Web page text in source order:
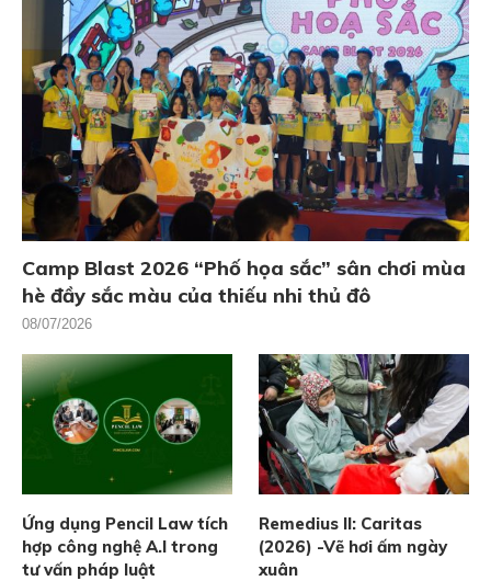
Camp Blast 2026 “Phố họa sắc” sân chơi mùa
hè đầy sắc màu của thiếu nhi thủ đô
08/07/2026
Ứng dụng Pencil Law tích
hợp công nghệ A.I trong
tư vấn pháp luật
Remedius II: Caritas
(2026) -Vẽ hơi ấm ngày
xuân